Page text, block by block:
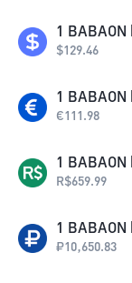
1 BABAON
$129.46
1 BABAON
€111.98
1 BABAON
R$659.99
1 BABAON
₽10,650.83